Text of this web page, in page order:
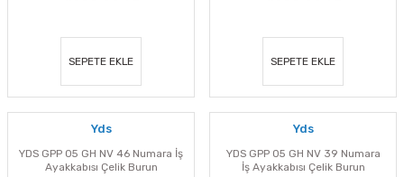
SEPETE EKLE SEPETE EKLE
Yds
YDS GPP 05 GH NV 46 Numara İş
Ayakkabısı Çelik Burun
Yds
YDS GPP 05 GH NV 39 Numara
İş Ayakkabısı Çelik Burun